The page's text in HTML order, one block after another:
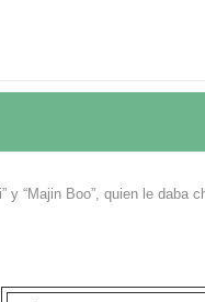
y “Majin Boo”, quien le daba